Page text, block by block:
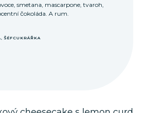
smetana, mascarpone, tvaroh,
čokoláda. A rum.
ŠÉFCUKRÁŘKA